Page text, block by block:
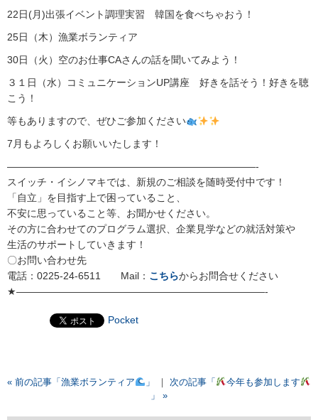
22日(月)出張イベント調理実習 韓国を食べちゃおう！
25日（木）漁業ボランティア
30日（火）空のお仕事CAさんの話を聞いてみよう！
３１日（水）コミュニケーションUP講座 好きを話そう！好きを聴
こう！
等もありますので、ぜひご参加ください
7月もよろしくお願いいたします！
—————————————————————————-
スイッチ・イシノマキでは、新規のご相談を随時受付中です！
「自立」を目指す上で困っていること、
不安に思っていること等、お聞かせください。
その方に合わせてのプログラム選択、企業見学などの就活対策や
生活のサポートしていきます！
〇お問い合わせ先
電話：0225-24-6511 Mail： こちらからお問合せください
★—————————————————————————-
Pocket
« 前の記事「漁業ボランティア 」 ｜次の記事「
今年も参加します
」 »